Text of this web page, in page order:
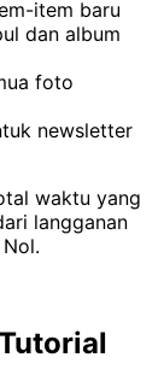
item baru
dan album
foto
newsletter
waktu yang
langganan